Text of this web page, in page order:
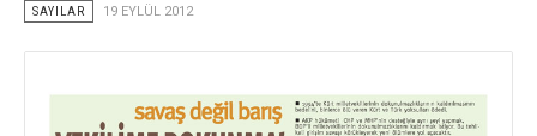
SAYILAR 19 EYLÜL 2012